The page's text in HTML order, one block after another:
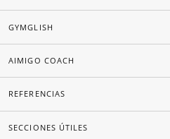
GYMGLISH
AIMIGO COACH
REFERENCIAS
SECCIONES ÚTILES